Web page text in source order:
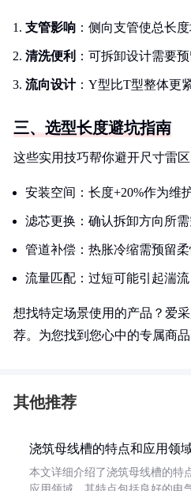
支管影响 ：侧向支管使总长
清洗便利 ：可拆卸设计需要
流向设计：Y型比T型整体更
三、选型长度避坑指南
这些实用技巧帮你避开尺寸雷区
安装空间：长度+20%作为维
滤芯更换：确认拆卸方向所需
管道补偿：热胀冷缩需预留
流量匹配：过短可能引起湍
想找特定场景使用的产品？爱
荐。为您找到您心中的专属商品
其他推荐
浇筑母线槽的特点和应用领
本文详细介绍了浇筑母线槽的特